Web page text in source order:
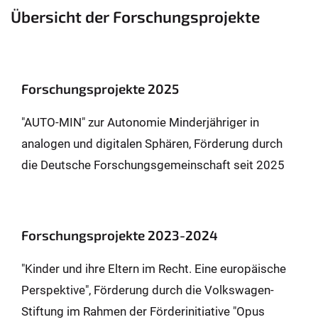
Übersicht der Forschungsprojekte
Forschungsprojekte 2025
"AUTO-MIN" zur Autonomie Minderjähriger in
analogen und digitalen Sphären, Förderung durch
die Deutsche Forschungsgemeinschaft seit 2025
Forschungsprojekte 2023-2024
"Kinder und ihre Eltern im Recht. Eine europäische
Perspektive", Förderung durch die Volkswagen-
Stiftung im Rahmen der Förderinitiative "Opus